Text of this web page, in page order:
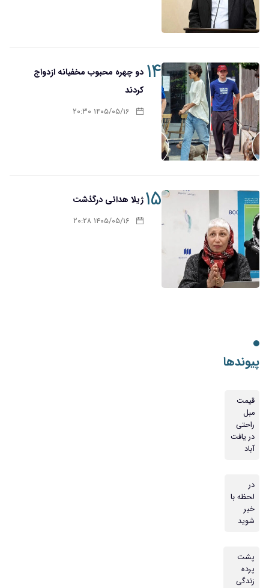
۱۴دو چهره محبوب مخفیانه ازدواج
کردند
۱۴۰۵/۰۵/۱۶ ۲۰:۳۰
۱۵ژیلا هدائی درگذشت
۱۴۰۵/۰۵/۱۶ ۲۰:۲۸